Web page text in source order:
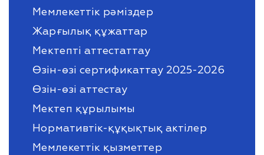
Мемлекеттік рәміздер
Жарғылық құжаттар
Мектепті аттестаттау
Өзін-өзі сертификаттау 2025-2026
Өзін-өзі аттестау
Мектеп құрылымы
Нормативтік-құқықтық актілер
Мемлекеттік қызметтер